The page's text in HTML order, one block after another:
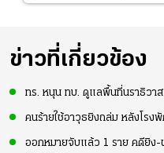
ข่าวที่เกี่ยวข้อง
ทร. หนุน ทบ. ดูแลพื้นที่นราธิวา
คนร้ายใช้อาวุธยิงถล่ม หลังโรง
ออกหมายจับแล้ว 1 ราย คดียิง-